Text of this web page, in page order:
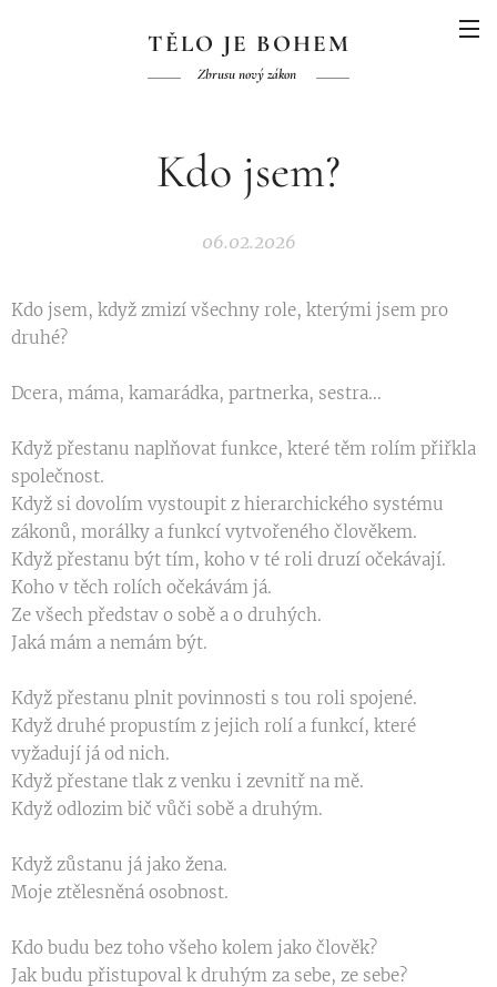
TĚLO JE BOHEM
Zbrusu nový zákon
Kdo jsem?
06.02.2026
Kdo jsem, když zmizí všechny role, kterými jsem pro
druhé?
Dcera, máma, kamarádka, partnerka, sestra...
Když přestanu naplňovat funkce, které těm rolím přiřkla
společnost.
Když si dovolím vystoupit z hierarchického systému
zákonů, morálky a funkcí vytvořeného člověkem.
Když přestanu být tím, koho v té roli druzí očekávají.
Koho v těch rolích očekávám já.
Ze všech představ o sobě a o druhých.
Jaká mám a nemám být.
Když přestanu plnit povinnosti s tou roli spojené.
Když druhé propustím z jejich rolí a funkcí, které
vyžadují já od nich.
Když přestane tlak z venku i zevnitř na mě.
Když odlozim bič vůči sobě a druhým.
Když zůstanu já jako žena.
Moje ztělesněná osobnost.
Kdo budu bez toho všeho kolem jako člověk?
Jak budu přistupoval k druhým za sebe, ze sebe?